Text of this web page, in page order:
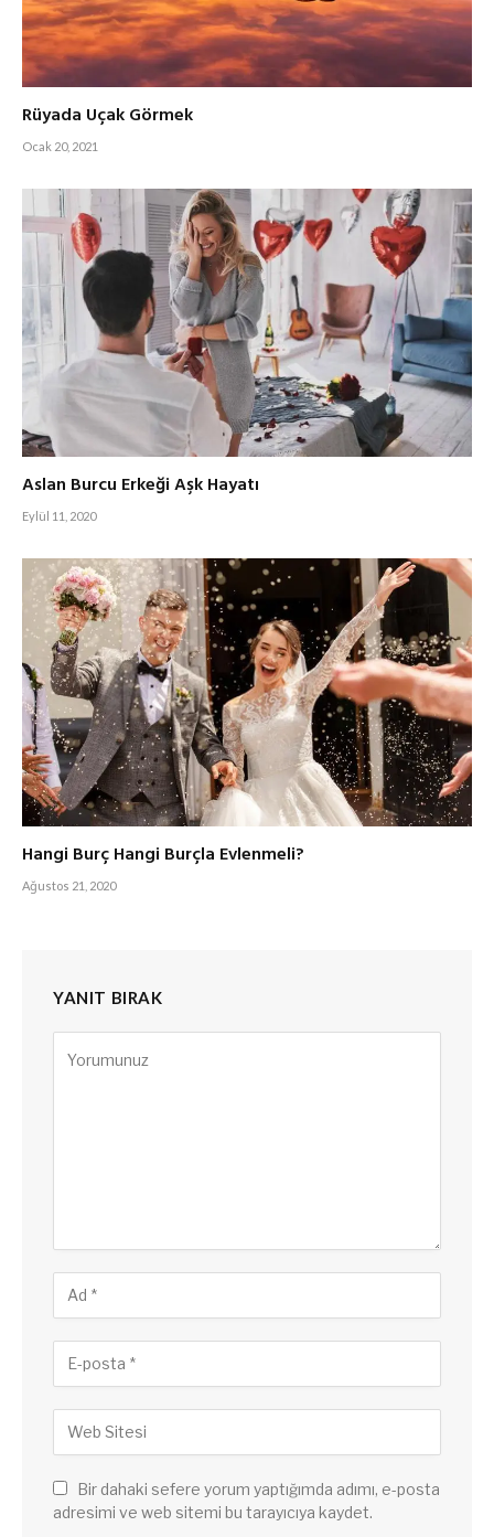
Rüyada Uçak Görmek
Ocak 20, 2021
Aslan Burcu Erkeği Aşk Hayatı
Eylül 11, 2020
Hangi Burç Hangi Burçla Evlenmeli?
Ağustos 21, 2020
YANIT BIRAK
Bir dahaki sefere yorum yaptığımda adımı, e-posta
adresimi ve web sitemi bu tarayıcıya kaydet.